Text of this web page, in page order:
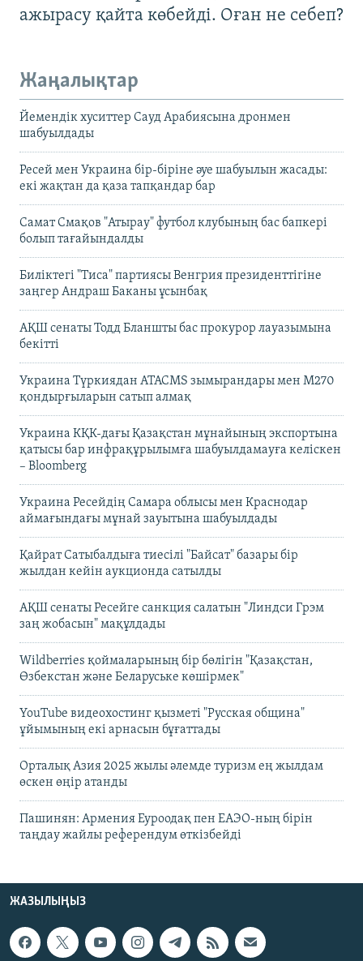
ажырасу қайта көбейді. Оған не себеп?
Жаңалықтар
Йемендік хуситтер Сауд Арабиясына дронмен
шабуылдады
Ресей мен Украина бір-біріне әуе шабуылын жасады:
екі жақтан да қаза тапқандар бар
Самат Смақов "Атырау" футбол клубының бас бапкері
болып тағайындалды
Биліктегі "Тиса" партиясы Венгрия президенттігіне
заңгер Андраш Баканы ұсынбақ
АҚШ сенаты Тодд Бланшты бас прокурор лауазымына
бекітті
Украина Түркиядан ATACMS зымырандары мен M270
қондырғыларын сатып алмақ
Украина КҚК-дағы Қазақстан мұнайының экспортына
қатысы бар инфрақұрылымға шабуылдамауға келіскен
– Bloomberg
Украина Ресейдің Самара облысы мен Краснодар
аймағындағы мұнай зауытына шабуылдады
Қайрат Сатыбалдыға тиесілі "Байсат" базары бір
жылдан кейін аукционда сатылды
АҚШ сенаты Ресейге санкция салатын "Линдси Грэм
заң жобасын" мақұлдады
Wildberries қоймаларының бір бөлігін "Қазақстан,
Өзбекстан және Беларуське көшірмек"
YouTube видеохостинг қызметі "Русская община"
ұйымының екі арнасын бұғаттады
Орталық Азия 2025 жылы әлемде туризм ең жылдам
өскен өңір атанды
Пашинян: Армения Еуроодақ пен ЕАЭО-ның бірін
таңдау жайлы референдум өткізбейді
ЖАЗЫЛЫҢЫЗ